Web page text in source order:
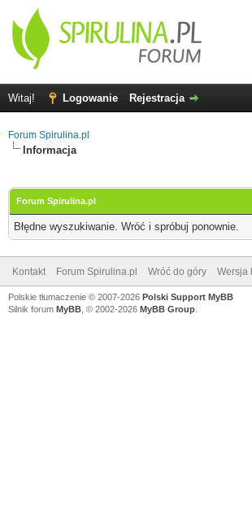
Witaj! Logowanie Rejestracja
Forum Spirulina.pl
Informacja
Forum Spirulina.pl
Błędne wyszukiwanie. Wróć i spróbuj ponownie.
Kontakt Forum Spirulina.pl Wróć do góry Wersja
Polskie tłumaczenie © 2007-2026 Polski Support MyBB
Silnik forum MyBB , © 2002-2026 MyBB Group